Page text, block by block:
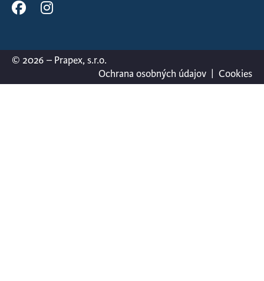
© 2026 – Prapex, s.r.o.
Ochrana osobných údajov
Cookies